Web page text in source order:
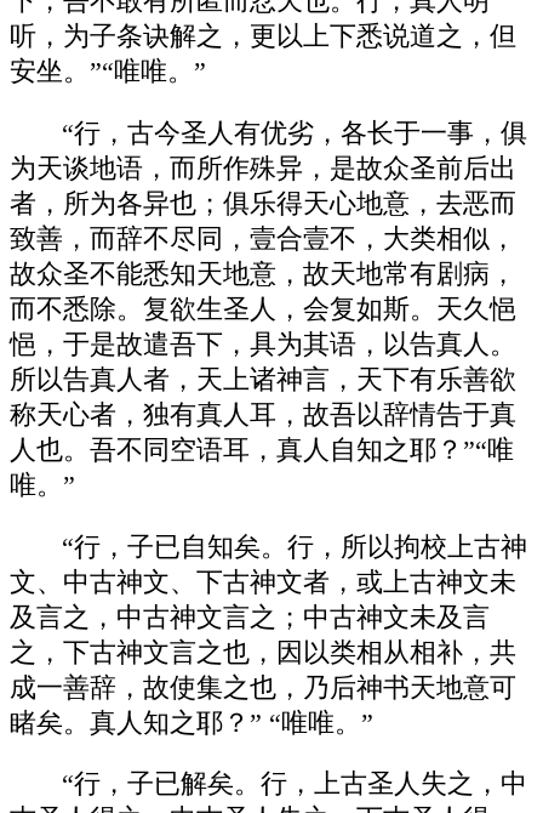
听，为子条诀解之，更以上下悉说道之，但
安坐。”“唯唯。”
“行，古今圣人有优劣，各长于一事，俱
为天谈地语，而所作殊异，是故众圣前后出
者，所为各异也；俱乐得天心地意，去恶而
致善，而辞不尽同，壹合壹不，大类相似，
故众圣不能悉知天地意，故天地常有剧病，
而不悉除。复欲生圣人，会复如斯。天久悒
悒，于是故遣吾下，具为其语，以告真人。
所以告真人者，天上诸神言，天下有乐善欲
称天心者，独有真人耳，故吾以辞情告于真
人也。吾不同空语耳，真人自知之耶？”“唯
唯。”
“行，子已自知矣。行，所以拘校上古神
文、中古神文、下古神文者，或上古神文未
及言之，中古神文言之；中古神文未及言
之，下古神文言之也，因以类相从相补，共
成一善辞，故使集之也，乃后神书天地意可
睹矣。真人知之耶？” “唯唯。”
“行，子已解矣。行，上古圣人失之，中